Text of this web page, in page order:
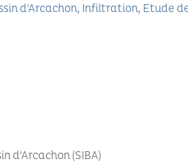
d'Arcachon Infiltration Etude
d'Arcachon (SIBA)